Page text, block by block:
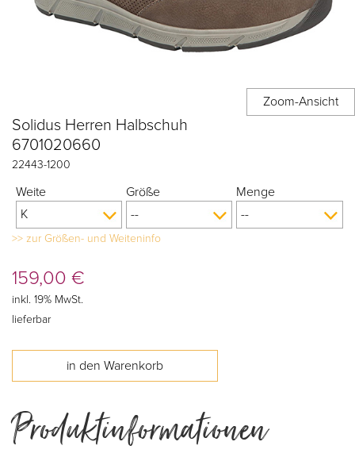
Solidus Herren Halbschuh
6701020660
22443-1200
Weite Größe Menge
>> zur Größen- und Weiteninfo
159,00 €
inkl. 19% MwSt.
lieferbar
Produktinformationen